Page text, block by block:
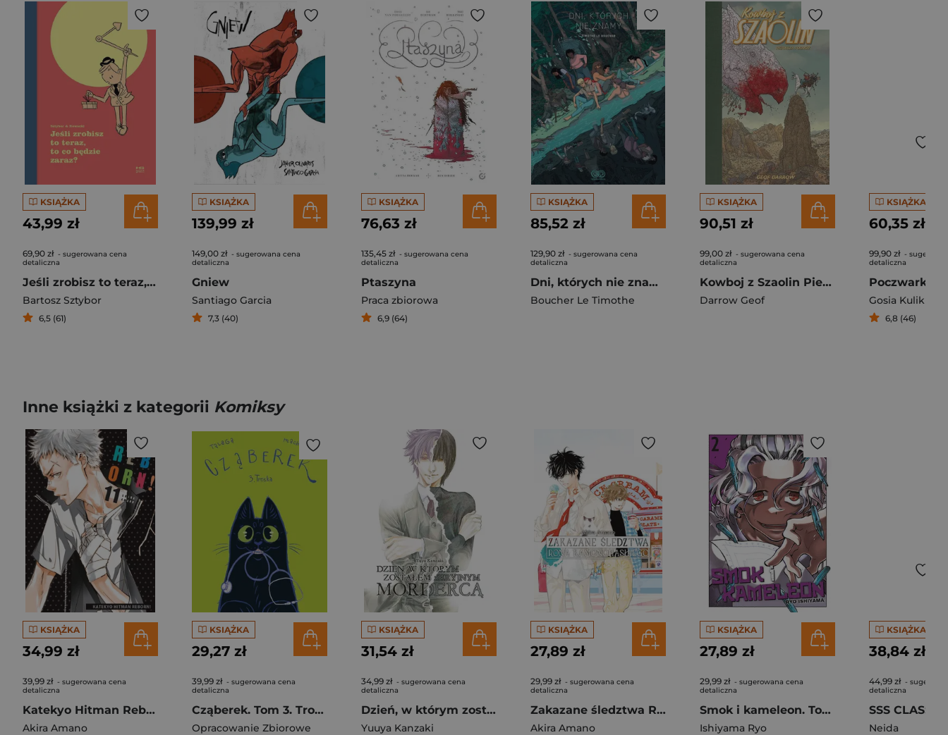
KSIĄŻKA
43,99 zł
69,90 zł - sugerowana cena
detaliczna
Jeśli zrobisz to teraz, to co będzie zaraz?
Bartosz Sztybor
6,5 (61)
KSIĄŻKA
139,99 zł
149,00 zł - sugerowana cena
detaliczna
Gniew
Santiago Garcia
7,3 (40)
KSIĄŻKA
76,63 zł
135,45 zł - sugerowana cena
detaliczna
Ptaszyna
Praca zbiorowa
6,9 (64)
KSIĄŻKA
85,52 zł
129,90 zł - sugerowana cena
detaliczna
Dni, których nie znamy
Boucher Le Timothe
KSIĄŻKA
90,51 zł
99,00 zł - sugerowana cena
detaliczna
Kowboj z Szaolin Pierwsza Podróż
Darrow Geof
KSIĄŻKA
60,35 zł
99,90 zł -
detaliczna
Poczwarki
Gosia Kulik
6,8 (46)
Inne książki z kategorii Komiksy
KSIĄŻKA
34,99 zł
39,99 zł - sugerowana cena
detaliczna
Katekyo Hitman Reborn! Tom 11
Akira Amano
KSIĄŻKA
29,27 zł
39,99 zł - sugerowana cena
detaliczna
Cząberek. Tom 3. Troska
Opracowanie Zbiorowe
KSIĄŻKA
31,54 zł
34,99 zł - sugerowana cena
detaliczna
Dzień, w którym zostałem seryjnym mordercą. Tom 5
Yuuya Kanzaki
KSIĄŻKA
27,89 zł
29,99 zł - sugerowana cena
detaliczna
Zakazane śledztwa Rona Kamonohashiego. Tom 14
Akira Amano
KSIĄŻKA
27,89 zł
29,99 zł - sugerowana cena
detaliczna
Smok i kameleon. Tom 2
Ishiyama Ryo
KSIĄŻKA
38,84 zł
44,99 zł -
detaliczna
Neida